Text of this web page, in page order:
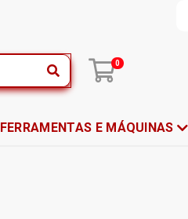
0
FERRAMENTAS E MÁQUINAS